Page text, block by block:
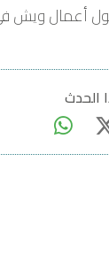
أعمال ويش
الحدث